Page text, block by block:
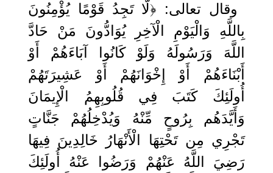
وقال تعالى: ﴿لَّا تَجِدُ قَوْمًا يُؤْمِنُونَ
بِاللَّهِ وَالْيَوْمِ الْآخِرِ يُوَادُّونَ مَنْ حَادَّ
اللَّهَ وَرَسُولَهُ وَلَوْ كَانُوا آبَاءَهُمْ أَوْ
أَبْنَاءَهُمْ أَوْ إِخْوَانَهُمْ أَوْ عَشِيرَتَهُمْ
أُولَئِكَ كَتَبَ فِي قُلُوبِهِمُ الْإِيمَانَ
وَأَيَّدَهُم بِرُوحٍ مِّنْهُ وَيُدْخِلُهُمْ جَنَّاتٍ
تَجْرِي مِن تَحْتِهَا الْأَنْهَارُ خَالِدِينَ فِيهَا
رَضِيَ اللَّهُ عَنْهُمْ وَرَضُوا عَنْهُ أُولَئِكَ